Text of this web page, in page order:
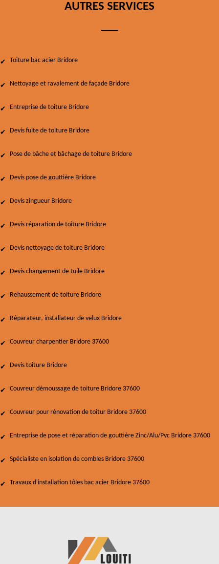
AUTRES SERVICES
Toiture bac acier Bridore
Nettoyage et ravalement de façade Bridore
Entreprise de toiture Bridore
Devis fuite de toiture Bridore
Pose de bâche et bâchage de toiture Bridore
Devis pose de gouttière Bridore
Devis zingueur Bridore
Devis réparation de toiture Bridore
Devis nettoyage de toiture Bridore
Devis changement de tuile Bridore
Rehaussement de toiture Bridore
Réparateur, installateur de velux Bridore
Couvreur charpentier Bridore 37600
Devis toiture Bridore
Couvreur démoussage de toiture Bridore 37600
Couvreur pour rénovation de toitur Bridore 37600
Entreprise de pose et réparation de gouttière Zinc/Alu/Pvc Bridore 37600
Spécialiste en isolation de combles Bridore 37600
Travaux d'installation tôles bac acier Bridore 37600